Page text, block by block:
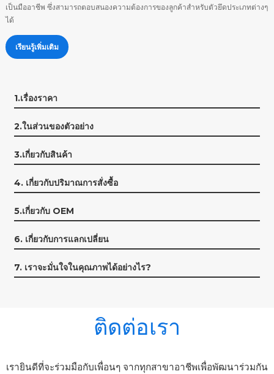
เป็นมืออาชีพ ซึ่งสามารถตอบสนองความต้องการของลูกค้าสำหรับตัวยึดประเภทต่างๆ
ได้
เรียนรู้เพิ่มเติม
1.เรื่องราคา
2.ในส่วนของตัวอย่าง
3.เกี่ยวกับสินค้า
4. เกี่ยวกับปริมาณการสั่งซื้อ
5.เกี่ยวกับ OEM
6. เกี่ยวกับการแลกเปลี่ยน
7. เราจะมั่นใจในคุณภาพได้อย่างไร?
ติดต่อเรา
เรายินดีที่จะร่วมมือกับเพื่อนๆ จากทุกสาขาอาชีพเพื่อพัฒนาร่วมกัน